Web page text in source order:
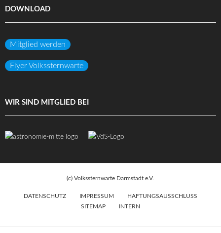
DOWNLOAD
Mitglied werden
Flyer Volkssternwarte
WIR SIND MITGLIED BEI
(c) Volkssternwarte Darmstadt e.V.
DATENSCHUTZ IMPRESSUM
HAFTUNGSAUSSCHLUSS
SITEMAP
INTERN